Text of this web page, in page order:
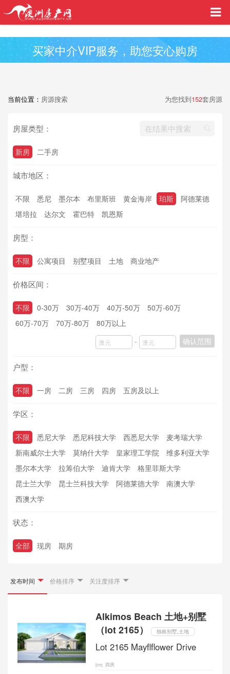
买家中介VIP服务，助您安心购房
当前位置： 房源搜索 为您找到152套房源
房屋类型：
新房 二手房
城市地区：
不限 悉尼 墨尔本 布里斯班 黄金海岸 珀斯
阿德莱德
堪培拉
达尔文 霍巴特 凯恩斯
房型：
不限 公寓项目 别墅项目 土地 商业地产
价格区间：
不限 0-30万 30万-40万 40万-50万
50万-60万
60万-70万
70万-80万
80万以上
-
确认范围
户型：
不限 一房 二房 三房 四房 五房及以上
学区：
不限 悉尼大学 悉尼科技大学 西悉尼大学
麦考瑞大学
新南威尔士大学
莫纳什大学 皇家理工学院
维多利亚大学
墨尔本大学
拉筹伯大学 迪肯大学
格里菲斯大学
昆士兰大学
昆士兰科技大学 阿德莱德大学
南澳大学
西澳大学
状态：
全部 现房 期房
发布时间 价格排序 关注度排序
Alkimos Beach 土地+别墅
（lot 2165）
独栋别墅,土地
Lot 2165 Mayﬂﬂower Drive
四房